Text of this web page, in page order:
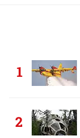
1
2